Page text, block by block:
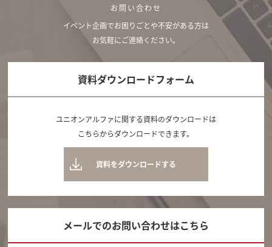
お問い合わせ
イベント企画でお困りごとや不安がある方は
お気軽にご連絡ください。
資料ダウンロードフォーム
ユニオンアルファに関する資料のダウンロードは
こちらからダウンロードできます。
資料をダウンロードする
メールでのお問い合わせはこちら